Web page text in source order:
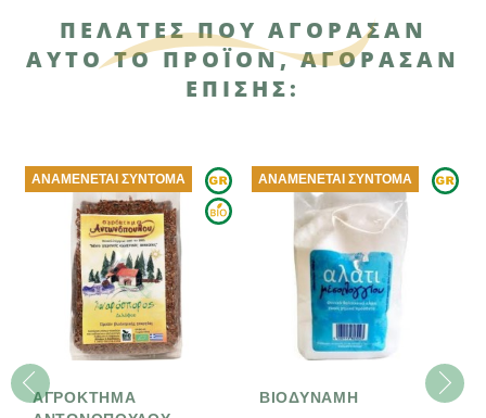
ΠΕΛΆΤΕΣ ΠΟΥ ΑΓΌΡΑΣΑΝ
ΑΥΤΌ ΤΟ ΠΡΟΪΌΝ, ΑΓΌΡΑΣΑΝ
ΕΠΊΣΗΣ:
ΑΓΡΟΚΤΗΜΑ
ΑΝΑΜΈΝΕΤΑΙ ΣΎΝΤΟΜΑ
ΒΙΟΔΥΝΑΜΗ
ΑΝΑΜΈΝΕΤΑΙ ΣΎΝΤΟΜΑ